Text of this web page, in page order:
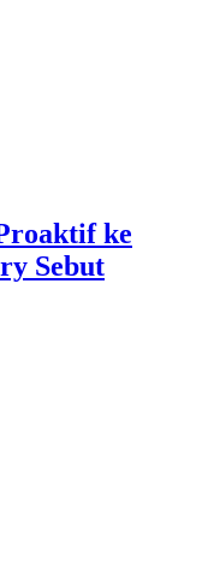
ke
Sebut